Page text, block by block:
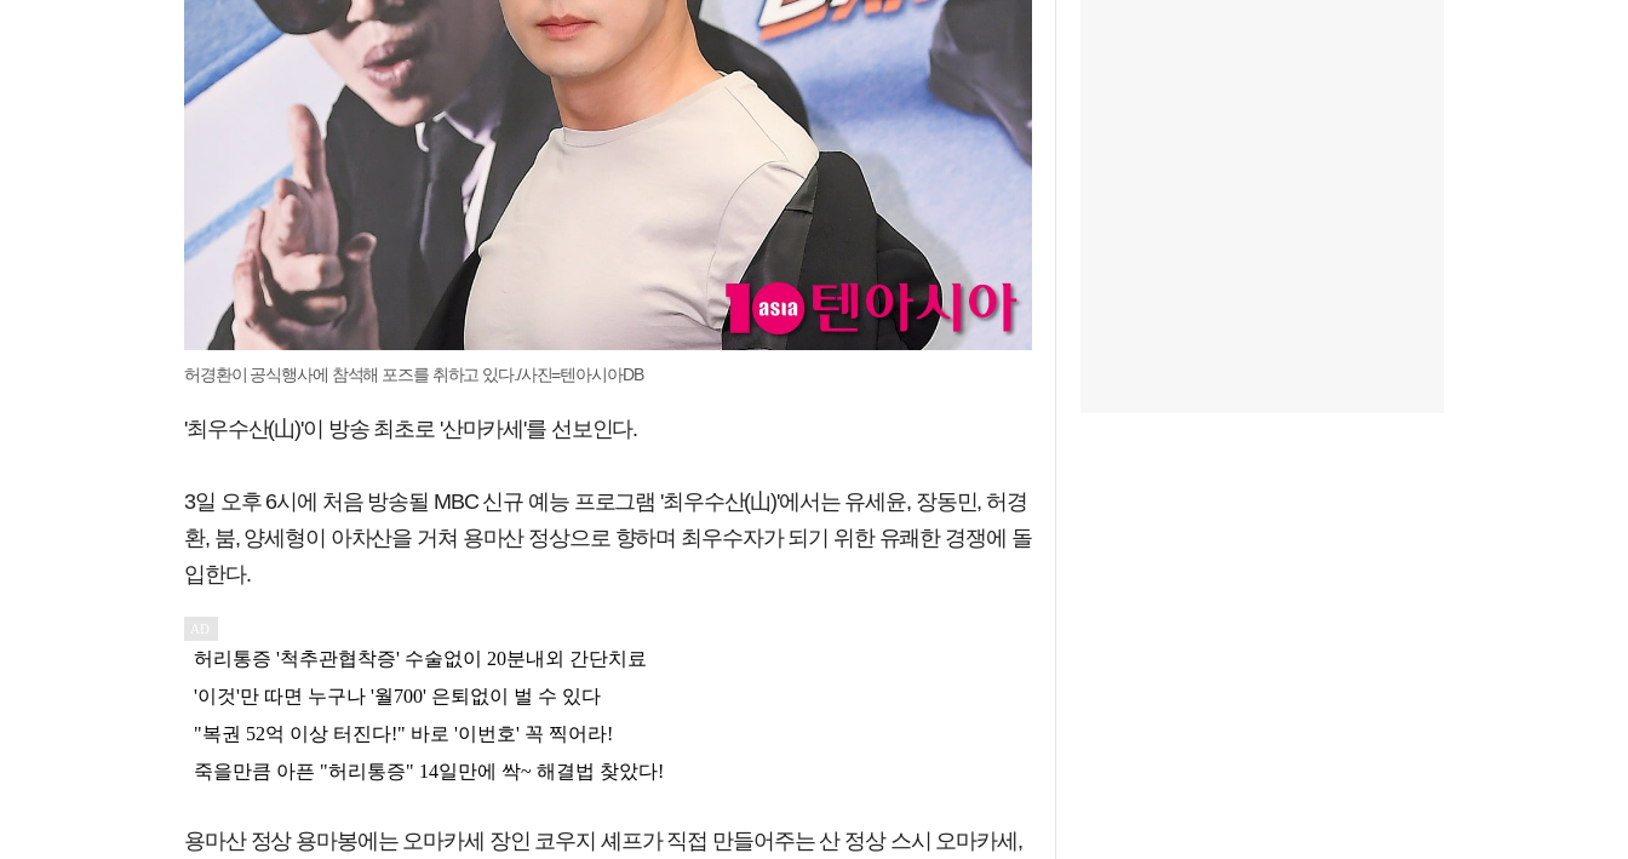
허경환이 공식행사에 참석해 포즈를 취하고 있다./사진=텐아시아DB
'최우수산(山)'이 방송 최초로 '산마카세'를 선보인다.
3일 오후 6시에 처음 방송될 MBC 신규 예능 프로그램 '최우수산(山)'에서는 유세윤, 장동민, 허경
환, 붐, 양세형이 아차산을 거쳐 용마산 정상으로 향하며 최우수자가 되기 위한 유쾌한 경쟁에 돌
입한다.
용마산 정상 용마봉에는 오마카세 장인 코우지 셰프가 직접 만들어주는 산 정상 스시 오마카세,